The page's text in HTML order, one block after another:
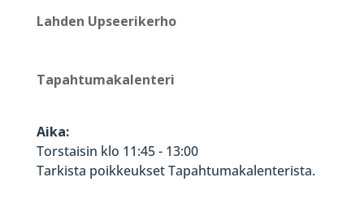
Lahden Upseerikerho
Tapahtumakalenteri
Aika:
Torstaisin klo 11:45 - 13:00
Tarkista poikkeukset Tapahtumakalenterista.